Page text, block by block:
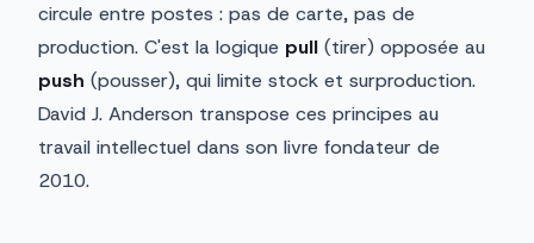
circule entre postes : pas de carte, pas de
production. C'est la logique pull (tirer) opposée au
push (pousser), qui limite stock et surproduction.
David J. Anderson transpose ces principes au
travail intellectuel dans son livre fondateur de
2010.